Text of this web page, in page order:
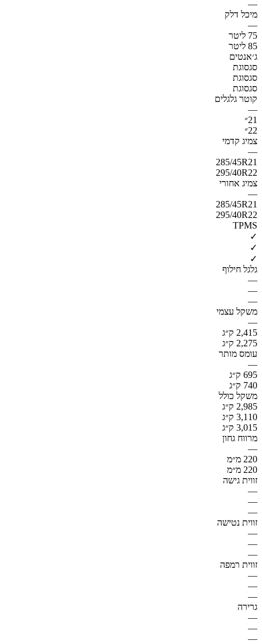
—
מיכל דלק
—
75 ליטר
85 ליטר
ג׳אנטים
סגסוגת
סגסוגת
סגסוגת
קוטר גלגלים
—
21״
22״
צמיג קדמי
—
285/45R21
295/40R22
צמיג אחורי
—
285/45R21
295/40R22
TPMS
✓
✓
✓
גלגל חילוף
—
—
—
משקל עצמי
—
2,415 ק״ג
2,275 ק״ג
עומס מותר
—
695 ק״ג
740 ק״ג
משקל כולל
2,985 ק״ג
3,110 ק״ג
3,015 ק״ג
מרווח גחון
—
220 מ״מ
220 מ״מ
זווית גישה
—
—
—
זווית נטישה
—
—
—
זווית רמפה
—
—
—
גרירה
—
—
—